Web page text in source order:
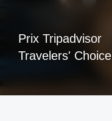
Prix Tripadvisor
Travelers' Choice